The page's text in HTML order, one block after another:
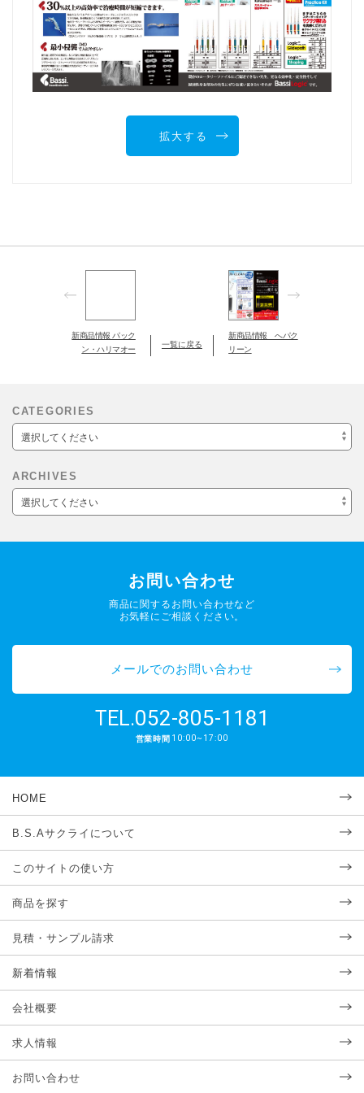
拡大する
新商品情報 パック
ン・ハリマオー
一覧に戻る
新商品情報 へパク
リーン
CATEGORIES
選択してください
ARCHIVES
選択してください
お問い合わせ
商品に関するお問い合わせなど
お気軽にご相談ください。
メールでのお問い合わせ
TEL.052-805-1181
営業時間 10:00~17:00
HOME
B.S.Aサクライについて
このサイトの使い方
商品を探す
見積・サンプル請求
新着情報
会社概要
求人情報
お問い合わせ